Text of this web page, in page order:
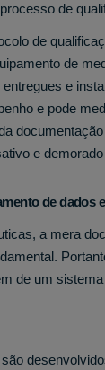
de
de
de
e
e pode
e
de dados
a mera
de um